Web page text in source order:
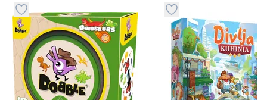
Dugme za dodavanje stvari u kategoriju omiljeno
Dugme za dodavanje